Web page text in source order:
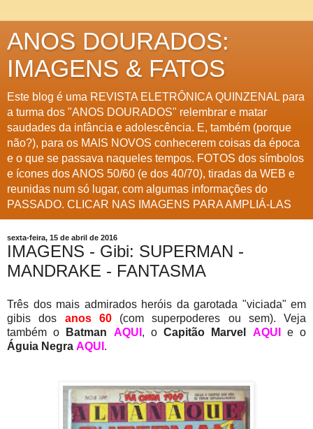
ANOS DOURADOS:
IMAGENS & FATOS
Este blog é uma REVISTA ELETRÔNICA QUINZENAL para
a turma dos "ANOS DOURADOS" relembrar e matar
saudades da infância e adolescência. E, também (porque
não?), para os MAIS NOVOS conhecerem coisas da época
e o que se passava naqueles tempos. FOTOS dos símbolos
e ícones dos ANOS 50/60 (e dos 40/70), tiradas da WEB e
reunidas num só lugar, com algumas informações do
PASSADO. CLICAR NAS IMAGENS PARA AMPLIÁ-LAS
sexta-feira, 15 de abril de 2016
IMAGENS - Gibi: SUPERMAN -
MANDRAKE - FANTASMA
Três dos mais admirados heróis da garotada "viciada" em
gibis dos anos 60(com superpoderes ou sem). Veja
também o
Batman AQUI , oCapitão Marvel AQUI
e o
Águia Negra AQUI .